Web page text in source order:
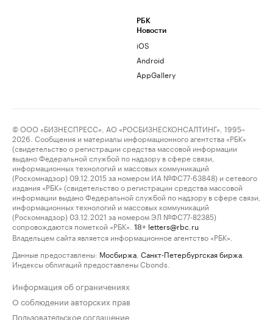
РБК
Новости
iOS
Android
AppGallery
© ООО «БИЗНЕСПРЕСС», АО «РОСБИЗНЕСКОНСАЛТИНГ», 1995–
2026. Сообщения и материалы информационного агентства «РБК»
(свидетельство о регистрации средства массовой информации
выдано Федеральной службой по надзору в сфере связи,
информационных технологий и массовых коммуникаций
(Роскомнадзор) 09.12.2015 за номером ИА №ФС77-63848) и сетевого
издания «РБК» (свидетельство о регистрации средства массовой
информации выдано Федеральной службой по надзору в сфере связи,
информационных технологий и массовых коммуникаций
(Роскомнадзор) 03.12.2021 за номером ЭЛ №ФС77-82385)
сопровождаются пометкой «РБК».
18+ letters@rbc.ru
Владельцем сайта является информационное агентство «РБК».
Данные предоставлены: Мосбиржа Санкт-Петербургская биржа
Индексы облигаций предоставлены Cbonds.
Информация об ограничениях
О соблюдении авторских прав
Пользовательское соглашение